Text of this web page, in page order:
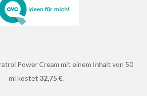
ml kostet 32,75 €.